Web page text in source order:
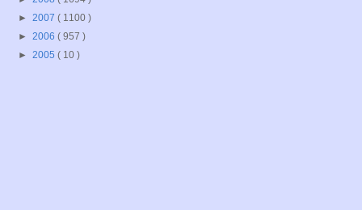
► 2007 ( 1100 )
► 2006 ( 957 )
► 2005 ( 10 )